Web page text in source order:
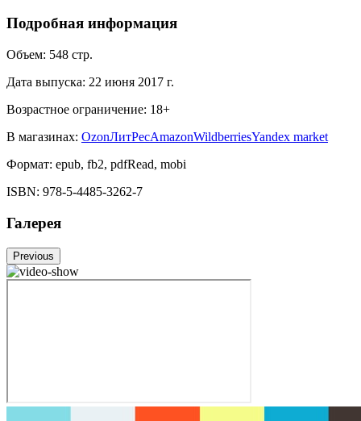
Подробная информация
Объем: 548 стр.
Дата выпуска: 22 июня 2017 г.
Возрастное ограничение: 18+
В магазинах: OzonЛитРесAmazonWildberriesYandex market
Формат: epub, fb2, pdfRead, mobi
ISBN: 978-5-4485-3262-7
Галерея
Previous